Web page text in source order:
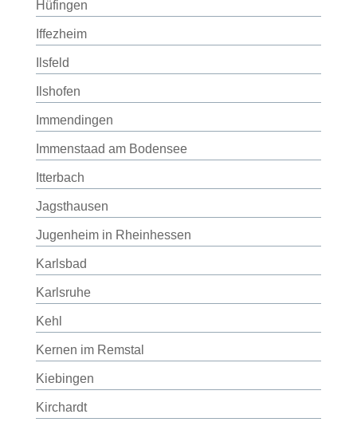
Hüfingen
Iffezheim
Ilsfeld
Ilshofen
Immendingen
Immenstaad am Bodensee
Itterbach
Jagsthausen
Jugenheim in Rheinhessen
Karlsbad
Karlsruhe
Kehl
Kernen im Remstal
Kiebingen
Kirchardt